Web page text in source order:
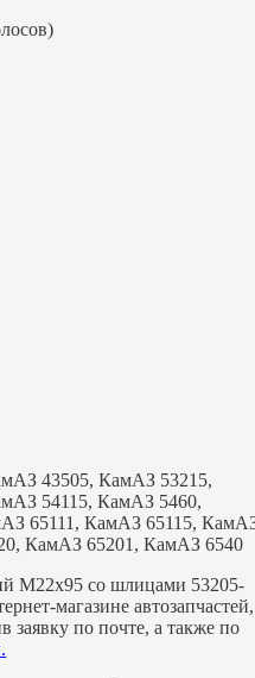
43505, КамАЗ 53215,
54115, КамАЗ 5460,
65111, КамАЗ 65115,
КамАЗ 65201, КамАЗ 6540
М22х95 со шлицами 53205-
магазине автозапчастей,
заявку по почте, а также по